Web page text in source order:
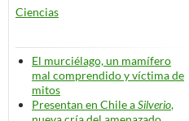
Ciencias
El murciélago, un mamífero
mal comprendido y víctima de
mitos
Presentan en Chile aSilverio,